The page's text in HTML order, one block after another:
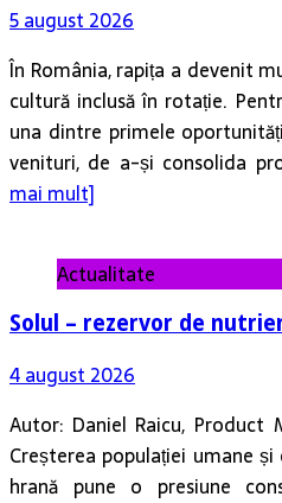
5 august 2026
În România, rapița a devenit
cultură inclusă în rotație.
una dintre primele
venituri, de a-și consolida
mai mult]
Actualitate
Solul – rezervor de
4 august 2026
Autor: Daniel Raicu, Product
Creșterea populației umane
hrană pune o presiune